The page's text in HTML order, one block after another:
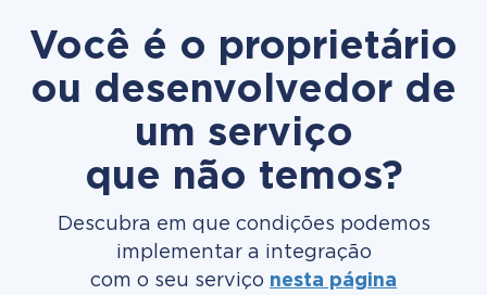
Você é o proprietário
ou desenvolvedor de
um serviço
que não temos?
Descubra em que condições podemos
implementar a integração
com o seu serviço nesta página